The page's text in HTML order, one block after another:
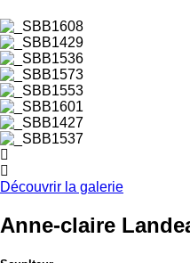
Découvrir la galerie
Anne-claire